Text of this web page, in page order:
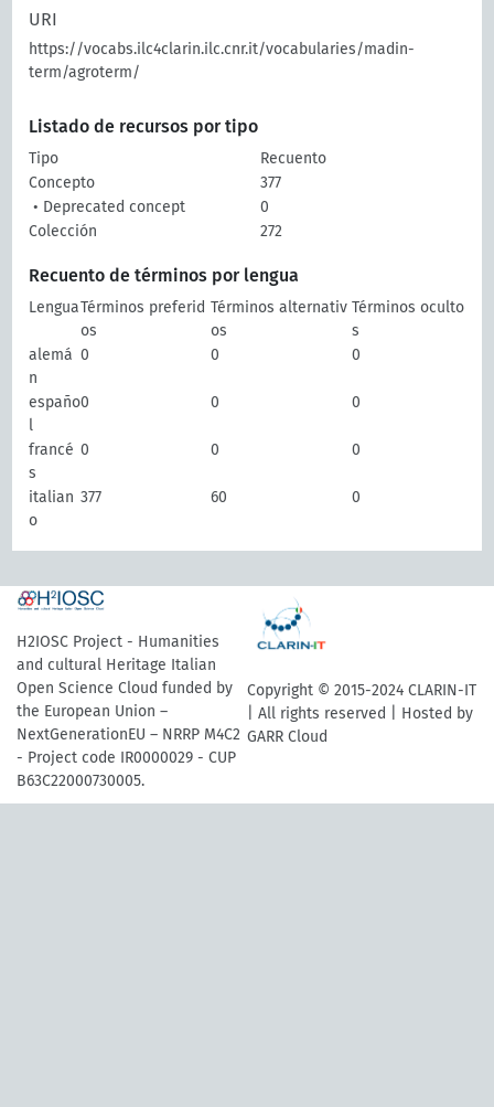
URI
https://vocabs.ilc4clarin.ilc.cnr.it/vocabularies/madin-
term/agroterm/
Listado de recursos por tipo
Tipo
Recuento
Concepto
377
• Deprecated concept
0
Colección
272
Recuento de términos por lengua
LenguaTérminos preferid
os
Términos alternativ
os
Términos oculto
s
alemá
n
0 0 0
españo
l
0 0 0
francé
s
0 0 0
italian
o
377 60 0
H2IOSC Project - Humanities
and cultural Heritage Italian
Open Science Cloud funded by
the European Union –
NextGenerationEU – NRRP M4C2
- Project code IR0000029 - CUP
B63C22000730005.
Copyright © 2015-2024 CLARIN-IT
| All rights reserved | Hosted by
GARR Cloud